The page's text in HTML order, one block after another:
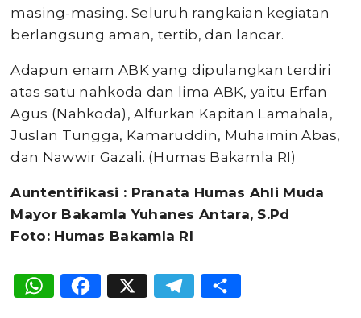
masing-masing. Seluruh rangkaian kegiatan
berlangsung aman, tertib, dan lancar.
Adapun enam ABK yang dipulangkan terdiri
atas satu nahkoda dan lima ABK, yaitu Erfan
Agus (Nahkoda), Alfurkan Kapitan Lamahala,
Juslan Tungga, Kamaruddin, Muhaimin Abas,
dan Nawwir Gazali. (Humas Bakamla RI)
Auntentifikasi : Pranata Humas Ahli Muda
Mayor Bakamla Yuhanes Antara, S.Pd
Foto: Humas Bakamla RI
WhatsApp
Facebook
X Telegram